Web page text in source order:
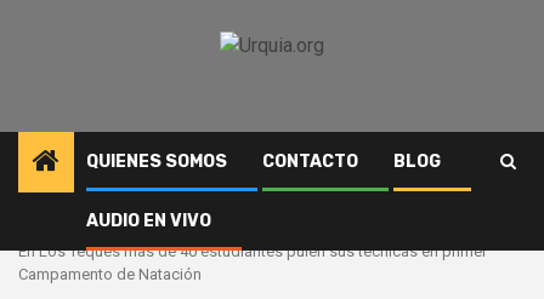
QUIENES SOMOS CONTACTO BLOG
AUDIO EN VIVO
Deportes
En Los Teques más de 40 estudiantes pulen sus técnicas en primer
Campamento de Natación